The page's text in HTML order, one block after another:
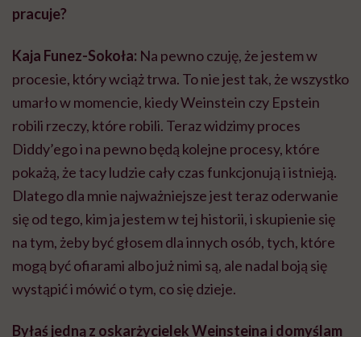
pracuje?
Kaja Funez-Sokoła: Na pewno czuję, że jestem w
procesie, który wciąż trwa. To nie jest tak, że wszystko
umarło w momencie, kiedy Weinstein czy Epstein
robili rzeczy, które robili. Teraz widzimy proces
Diddy’ego i na pewno będą kolejne procesy, które
pokażą, że tacy ludzie cały czas funkcjonują i istnieją.
Dlatego dla mnie najważniejsze jest teraz oderwanie
się od tego, kim ja jestem w tej historii, i skupienie się
na tym, żeby być głosem dla innych osób, tych, które
mogą być ofiarami albo już nimi są, ale nadal boją się
wystąpić i mówić o tym, co się dzieje.
Byłaś jedną z oskarżycielek Weinsteina i domyślam